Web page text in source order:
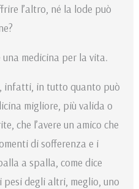
l’altro, né la lode può
medicina per la vita.
infatti, in tutto quanto può
migliore, più valida o
che l’avere un amico che
di sofferenza e i
a spalla, come dice
degli altri, meglio, uno